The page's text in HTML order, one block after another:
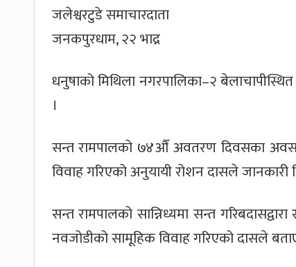
जलेश्वरटुडे समाचारदाता
जनकपुरधाम, २२ भाद्र
धनुषाको मिथिला नगरपालिका–२
।
सन्त रामपालको ७४औँ अवतरण दिवसका
विवाह गरिएको अनुयायी रोशन दासले जानकारी
सन्त रामपालको सान्निध्यमा सन्त
नवजोडीको सामूहिक विवाह गरिएको दासले